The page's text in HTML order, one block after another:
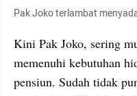
Pak Joko terlambat
Kini Pak Joko, sering
memenuhi kebutuhan
pensiun. Sudah tidak